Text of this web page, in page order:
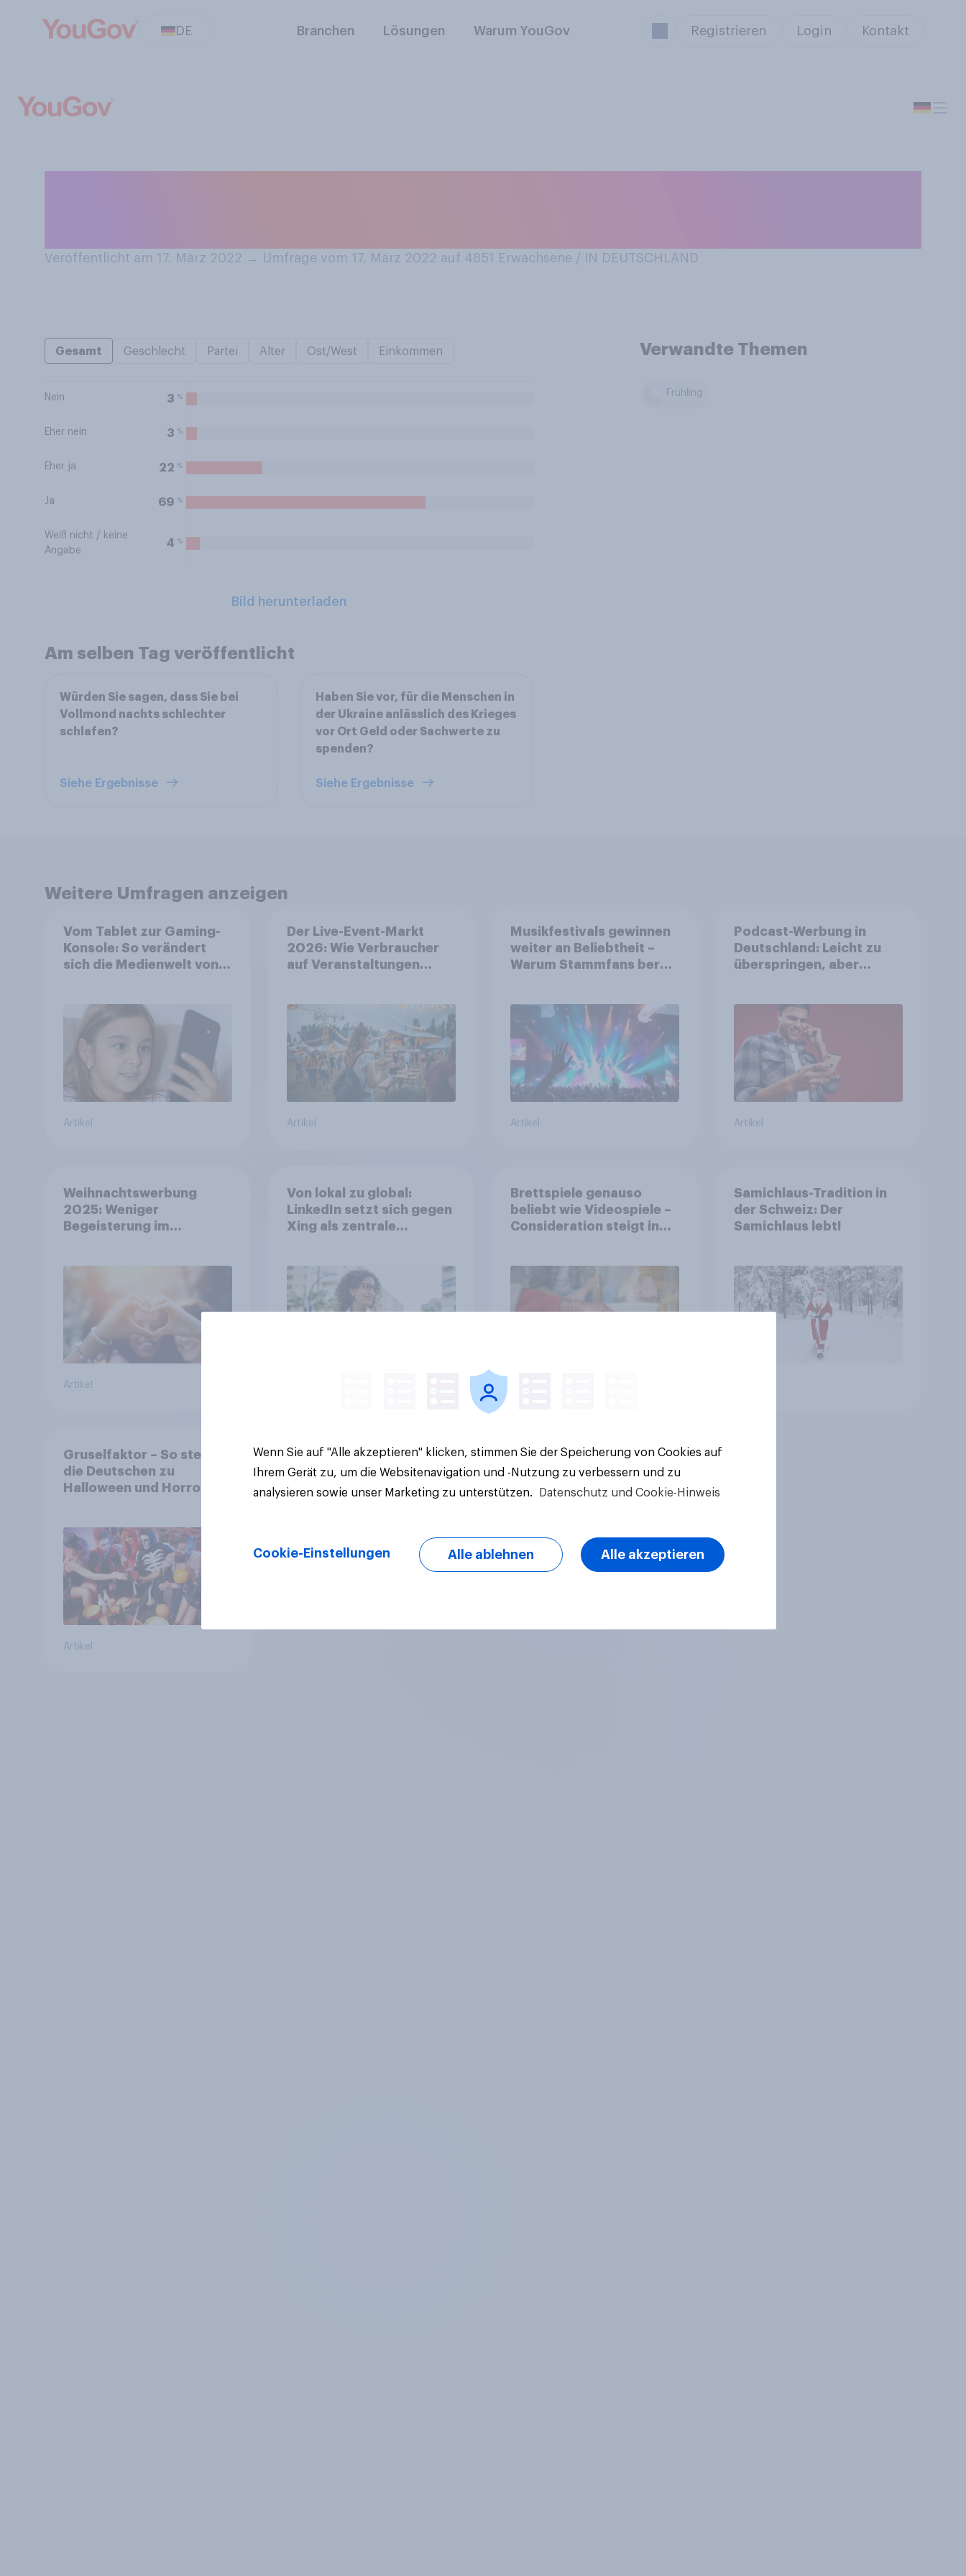
DE Branchen Lösungen Warum YouGov Registrieren Login Kontakt
Veröffentlicht am 17. März 2022 → Umfrage vom 17. März 2022 auf 4851 Erwachsene / IN DEUTSCHLAND
Gesamt Geschlecht Partei Alter Ost/West Einkommen
Nein 3 %
Eher nein 3 %
Eher ja 22 %
Ja 69 %
Weiß nicht / keine
Angabe
4 %
Bild herunterladen
Verwandte Themen
Frühling
Am selben Tag veröffentlicht
Würden Sie sagen, dass Sie bei
Vollmond nachts schlechter
schlafen?
Siehe Ergebnisse
Haben Sie vor, für die Menschen in
der Ukraine anlässlich des Krieges
vor Ort Geld oder Sachwerte zu
spenden?
Siehe Ergebnisse
Weitere Umfragen anzeigen
Vom Tablet zur Gaming-
Konsole: So verändert
sich die Medienwelt von
Artikel
Der Live-Event-Markt
2026: Wie Verbraucher
auf Veranstaltungen
Artikel
Musikfestivals gewinnen
weiter an Beliebtheit –
Warum Stammfans bereit
Artikel
Podcast-Werbung in
Deutschland: Leicht zu
überspringen, aber
Artikel
Weihnachtswerbung
2025: Weniger
Begeisterung im
Werbelieblinge an
Artikel
Von lokal zu global:
LinkedIn setzt sich gegen
Xing als zentrale
Brettspiele genauso
beliebt wie Videospiele –
Consideration steigt in
Samichlaus-Tradition in
der Schweiz: Der
Samichlaus lebt!
Gruselfaktor – So stehen
die Deutschen zu
Halloween und Horror
Artikel
Wenn Sie auf "Alle akzeptieren" klicken, stimmen Sie der Speicherung von Cookies auf
Ihrem Gerät zu, um die Websitenavigation und -Nutzung zu verbessern und zu
analysieren sowie unser Marketing zu unterstützen.
Datenschutz und Cookie-Hinweis
Cookie-Einstellungen Alle ablehnen Alle akzeptieren